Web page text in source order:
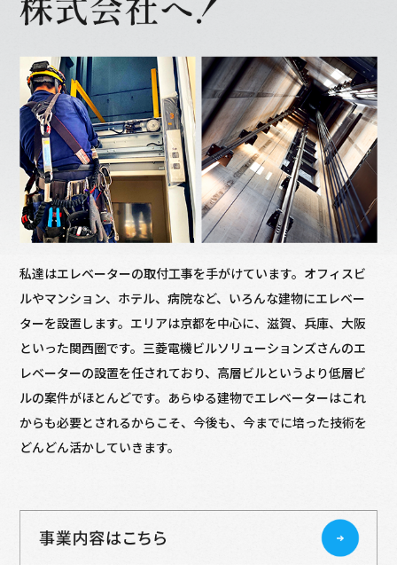
私達はエレベーターの取付工事を手がけています。オフィスビ
ルやマンション、ホテル、病院など、いろんな建物にエレベー
ターを設置します。エリアは京都を中心に、滋賀、兵庫、大阪
といった関西圏です。三菱電機ビルソリューションズさんのエ
レベーターの設置を任されており、高層ビルというより低層ビ
ルの案件がほとんどです。あらゆる建物でエレベーターはこれ
からも必要とされるからこそ、今後も、今までに培った技術を
どんどん活かしていきます。